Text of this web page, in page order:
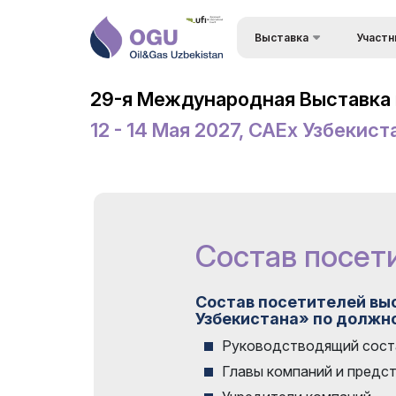
Выставка
Разделы выставки
Режим работы выставки
Приветственные письма
Информационная
поддержка
Состав
Режим
Станьте
29-я Международная Выставка
12 - 14 Мая 2027, CAEx
Состав
Состав посетителей
Узбекистана» по
Руководстводящий
Главы компаний и